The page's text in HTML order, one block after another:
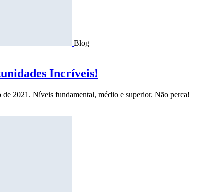
Blog
Incríveis!
2021. Níveis fundamental, médio e superior. Não perca!